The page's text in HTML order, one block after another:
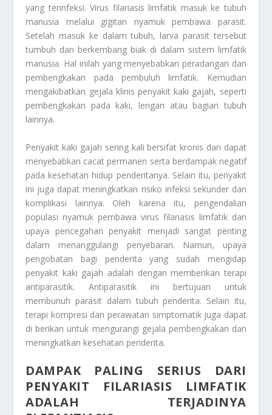
yang terinfeksi. Virus filariasis limfatik masuk ke tubuh
manusia melalui gigitan nyamuk pembawa parasit.
Setelah masuk ke dalam tubuh, larva parasit tersebut
tumbuh dan berkembang biak di dalam sistem limfatik
manusia. Hal inilah yang menyebabkan peradangan dan
pembengkakan pada pembuluh limfatik. Kemudian
mengakibatkan gejala klinis penyakit kaki gajah, seperti
pembengkakan pada kaki, lengan atau bagian tubuh
lainnya.
Penyakit kaki gajah sering kali bersifat kronis dan dapat
menyebabkan cacat permanen serta berdampak negatif
pada kesehatan hidup penderitanya. Selain itu, penyakit
ini juga dapat meningkatkan risiko infeksi sekunder dan
komplikasi lainnya. Oleh karena itu, pengendalian
populasi nyamuk pembawa virus filariasis limfatik dan
upaya pencegahan penyakit menjadi sangat penting
dalam menanggulangi penyebaran. Namun, upaya
pengobatan bagi penderita yang sudah mengidap
penyakit kaki gajah adalah dengan memberikan terapi
antiparasitik. Antiparasitik ini bertujuan untuk
membunuh parasit dalam tubuh penderita. Selain itu,
terapi kompresi dan perawatan simptomatik juga dapat
di berikan untuk mengurangi gejala pembengkakan dan
meningkatkan kesehatan penderita.
DAMPAK PALING SERIUS DARI
PENYAKIT FILARIASIS LIMFATIK
ADALAH TERJADINYA